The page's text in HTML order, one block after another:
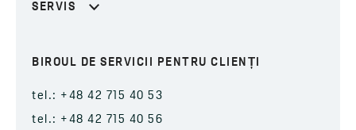
SERVIS
BIROUL DE SERVICII PENTRU CLIENȚI
tel.: +48 42 715 40 53
tel.: +48 42 715 40 56